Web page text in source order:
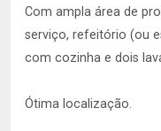
Com ampla área de
serviço, refeitório (ou
com cozinha e dois
Ótima localização.